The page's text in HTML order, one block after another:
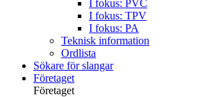
I fokus: PVC
I fokus: TPV
I fokus: PA
Teknisk information
Ordlista
Sökare för slangar
Företaget
Företaget